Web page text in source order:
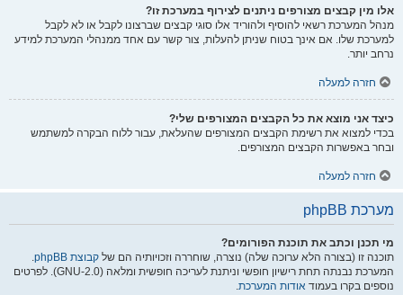
אלו מין קבצים מצורפים ניתנים לצירוף במערכת זו?
מנהל המערכת רשאי להוסיף ולהוריד אלו סוגי קבצים שברצונו לקבל או לא לקבל
למערכת שלו. אם אינך בטוח שניתן להעלות, צור קשר עם אחד ממנהלי המערכת למידע
נרחב יותר.
חזרה למעלה
כיצד אני מוצא את כל הקבצים המצורפים שלי?
בכדי למצוא את רשימת הקבצים המצורפים שהעלאת, עבור ללוח הבקרה למשתמש
ובחר באפשרות הקבצים המצורפים.
חזרה למעלה
מערכת phpBB
מי תכנן וכתב את תוכנת הפורומים?
תוכנה זו (בצורה הלא ערוכה שלה) נוצרה, שוחררה וזכויותיה הם של קבוצת phpBB
.
המערכת נבנתה תחת רישיון חופשי וניתנת לעריכה חופשית ומלאה (GNU-2.0). לפרטים
נוספים בקרו בעמוד אודות המערכת.